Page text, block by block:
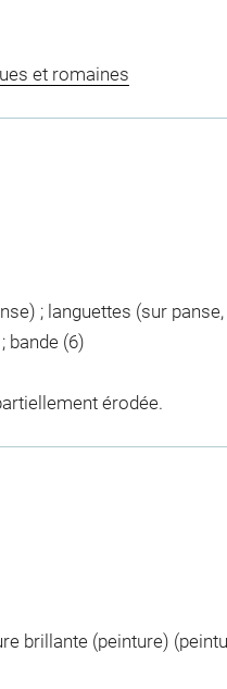
et romaines
; languettes (sur panse,
bande (6)
érodée.
brillante (peinture)